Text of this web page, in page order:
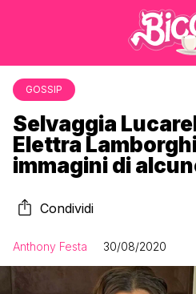
GOSSIP
Selvaggia
Elettra
immagini di
Condividi
Anthony Festa 30/08/2020